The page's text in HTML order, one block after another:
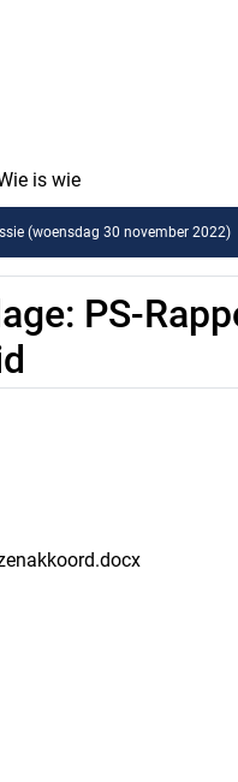
is wie
(woensdag 30 november 2022)
PS-